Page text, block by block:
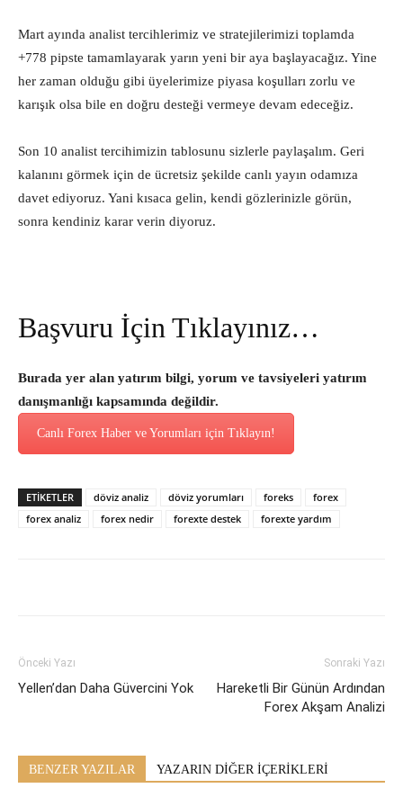
Mart ayında analist tercihlerimiz ve stratejilerimizi toplamda
+778 pipste tamamlayarak yarın yeni bir aya başlayacağız. Yine
her zaman olduğu gibi üyelerimize piyasa koşulları zorlu ve
karışık olsa bile en doğru desteği vermeye devam edeceğiz.
Son 10 analist tercihimizin tablosunu sizlerle paylaşalım. Geri
kalanını görmek için de ücretsiz şekilde canlı yayın odamıza
davet ediyoruz. Yani kısaca gelin, kendi gözlerinizle görün,
sonra kendiniz karar verin diyoruz.
Başvuru İçin Tıklayınız…
Burada yer alan yatırım bilgi, yorum ve tavsiyeleri yatırım
danışmanlığı kapsamında değildir.
Canlı Forex Haber ve Yorumları için Tıklayın!
ETİKETLER döviz analiz döviz yorumları foreks
forex
forex analiz
forex nedir forexte destek forexte yardım
Önceki Yazı
Yellen’dan Daha Güvercini Yok
Sonraki Yazı
Hareketli Bir Günün Ardından
Forex Akşam Analizi
BENZER YAZILAR YAZARIN DİĞER İÇERİKLERİ